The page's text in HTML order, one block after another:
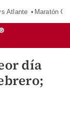
Atlante Maratón
día